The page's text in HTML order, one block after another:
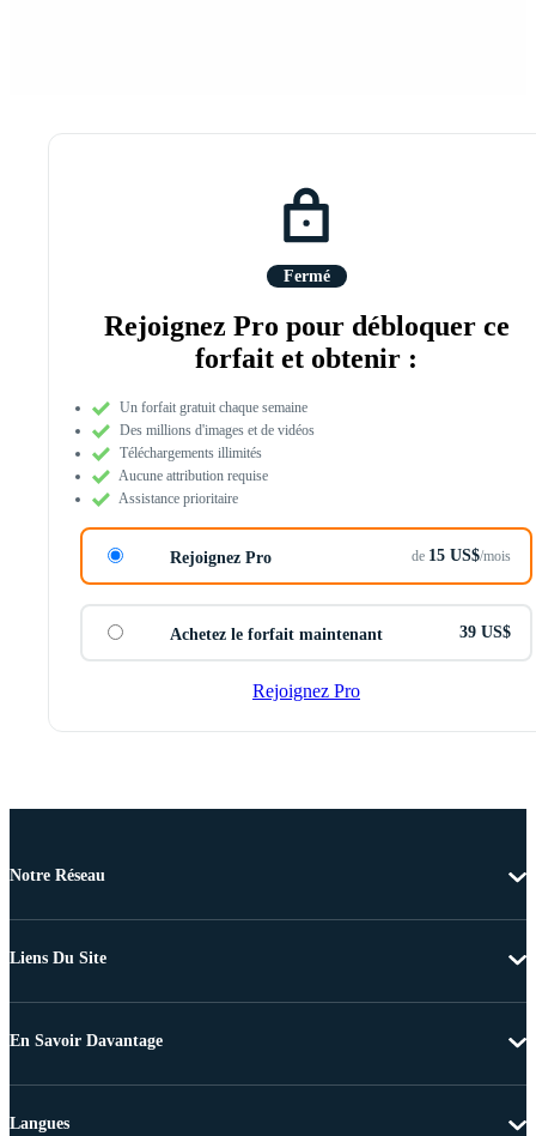
Fermé
Rejoignez Pro pour débloquer ce
forfait et obtenir :
Un forfait gratuit chaque semaine
Des millions d'images et de vidéos
Téléchargements illimités
Aucune attribution requise
Assistance prioritaire
Rejoignez Pro de 15 US$/mois
Achetez le forfait maintenant 39 US$
Rejoignez Pro
Notre Réseau
Liens Du Site
En Savoir Davantage
Langues